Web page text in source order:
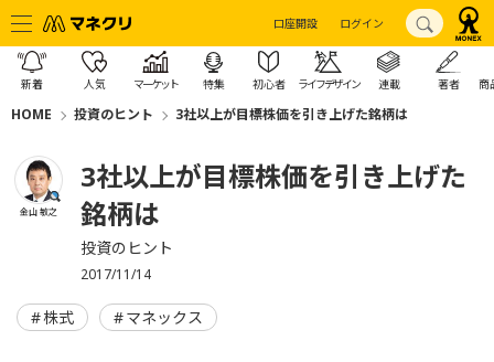
口座開設 ログイン
新着 人気 マーケット 特集 初心者 ライフデザイン 連載 著者 商
HOME 投資のヒント 3社以上が目標株価を引き上げた銘柄は
金山 敏之
3社以上が目標株価を引き上げた
銘柄は
投資のヒント
2017/11/14
株式 マネックス